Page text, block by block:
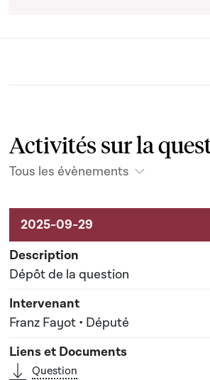
Activités sur la
Tous les évènements
Activités sur le dossier
Dépôt de la question
Franz Fayot • Député
Question